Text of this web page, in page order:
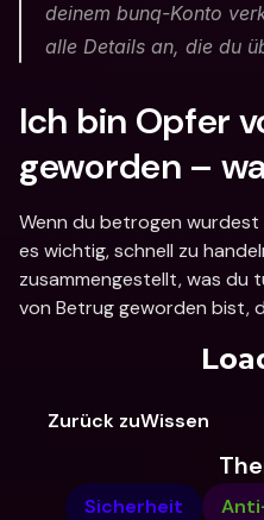
deinem bunq-Konto
alle Details an, die du
Ich bin Opfer
geworden –
Wenn du betrogen
es wichtig, schnell zu
zusammengestellt, was du
von Betrug geworden bist,
Zurück zuWissen
Sicherheit